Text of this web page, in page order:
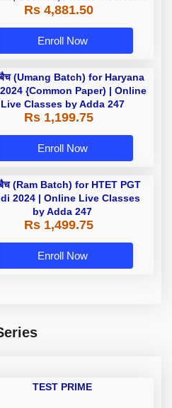
Colleges
Rs 4,881.50
Enroll Now
(Umang Batch) for Haryana
{Common Paper) | Online
Live Classes by Adda 247
Rs 1,199.75
Enroll Now
बैच (Ram Batch) for HTET PGT
2024 | Online Live Classes
by Adda 247
Rs 1,499.75
Enroll Now
TEST PRIME